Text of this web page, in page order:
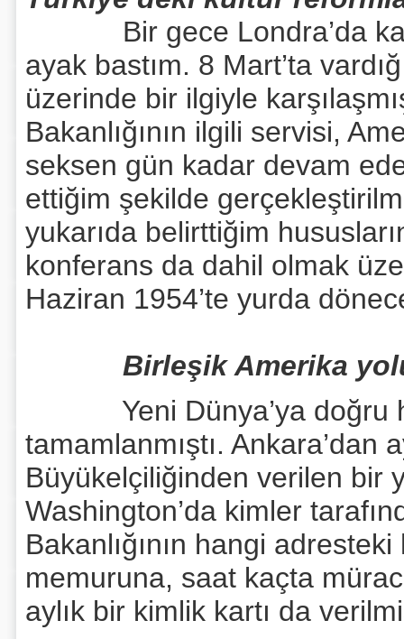
Bir gece Londra’da
ayak bastım. 8 Mart’ta
üzerinde bir ilgiyle
Bakanlığının ilgili servisi,
seksen gün kadar devam
ettiğim şekilde
yukarıda belirttiğim
konferans da dahil olmak
Haziran 1954’te yurda
Birleşik Amerika
Yeni Dünya’ya doğru
tamamlanmıştı. Ankara’dan
Büyükelçiliğinden verilen bir
Washington’da kimler
Bakanlığının hangi
memuruna, saat kaçta
aylık bir kimlik kartı da